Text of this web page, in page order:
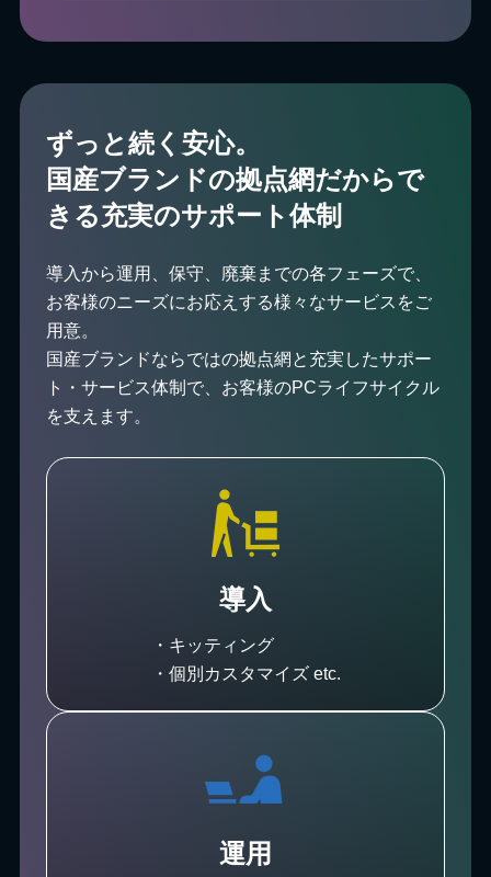
ずっと続く安心。
国産ブランドの拠点網だからで
きる充実のサポート体制
導入から運用、保守、廃棄までの各フェーズで、
お客様のニーズにお応えする様々なサービスをご
用意。
国産ブランドならではの拠点網と充実したサポー
ト・サービス体制で、お客様のPCライフサイクル
を支えます。
導入
・キッティング
・個別カスタマイズ etc.
運用